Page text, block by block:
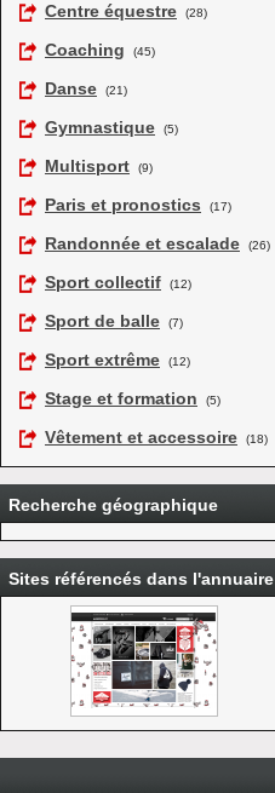
Centre équestre (28)
Coaching (45)
Danse (21)
Gymnastique (5)
Multisport (9)
Paris et pronostics (17)
Randonnée et escalade (26)
Sport collectif (12)
Sport de balle (7)
Sport extrême (12)
Stage et formation (5)
Vêtement et accessoire (18)
Recherche géographique
Sites référencés dans l'annuaire